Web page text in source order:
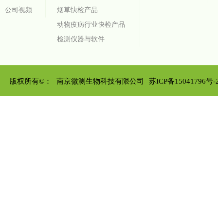
公司视频
烟草快检产品
动物疫病行业快检产品
检测仪器与软件
版权所有©： 南京微测生物科技有限公司 苏ICP备15041796号-